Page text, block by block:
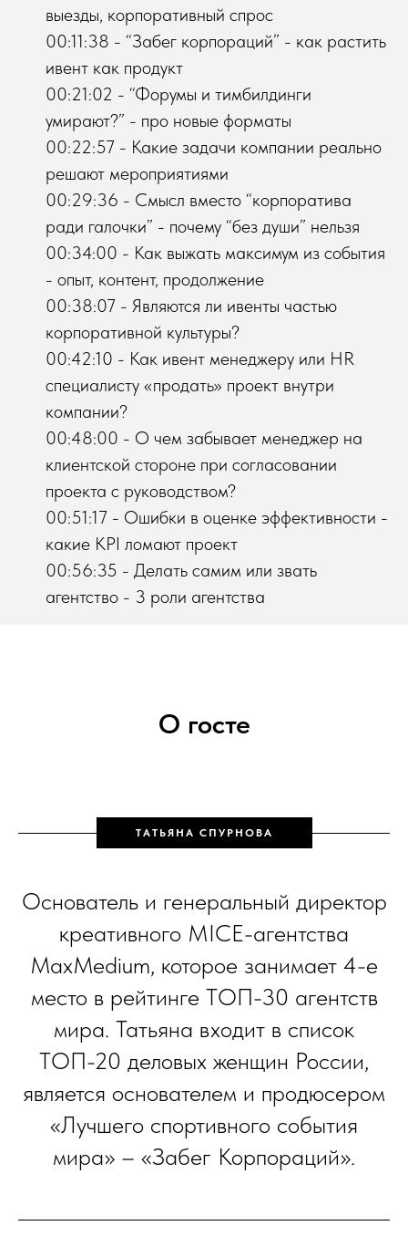
выезды, корпоративный спрос
00:11:38 - “Забег корпораций” - как растить
ивент как продукт
00:21:02 - “Форумы и тимбилдинги
умирают?” - про новые форматы
00:22:57 - Какие задачи компании реально
решают мероприятиями
00:29:36 - Смысл вместо “корпоратива
ради галочки” - почему “без души” нельзя
00:34:00 - Как выжать максимум из события
- опыт, контент, продолжение
00:38:07 - Являются ли ивенты частью
корпоративной культуры?
00:42:10 - Как ивент менеджеру или НR
специалисту «продать» проект внутри
компании?
00:48:00 - О чем забывает менеджер на
клиентской стороне при согласовании
проекта с руководством?
00:51:17 - Ошибки в оценке эффективности -
какие KPI ломают проект
00:56:35 - Делать самим или звать
агентство - 3 роли агентства
О госте
ТАТЬЯНА СПУРНОВА
Основатель и генеральный директор
креативного MICE-агентства
MaxMedium, которое занимает 4-е
место в рейтинге ТОП-30 агентств
мира. Татьяна входит в список
ТОП-20 деловых женщин России,
является основателем и продюсером
«Лучшего спортивного события
мира» – «Забег Корпораций».